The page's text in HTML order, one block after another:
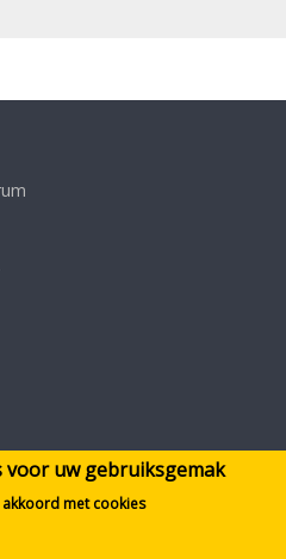
voor uw gebruiksgemak
met cookies